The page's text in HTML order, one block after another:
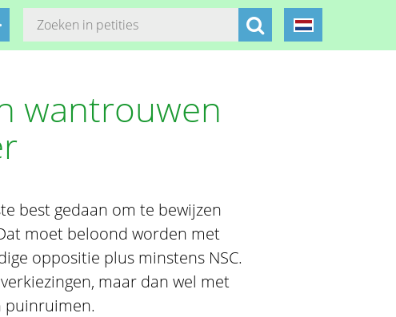
wantrouwen
best gedaan om te bewijzen
moet beloond worden met
oppositie plus minstens NSC.
maar dan wel met
puinruimen.